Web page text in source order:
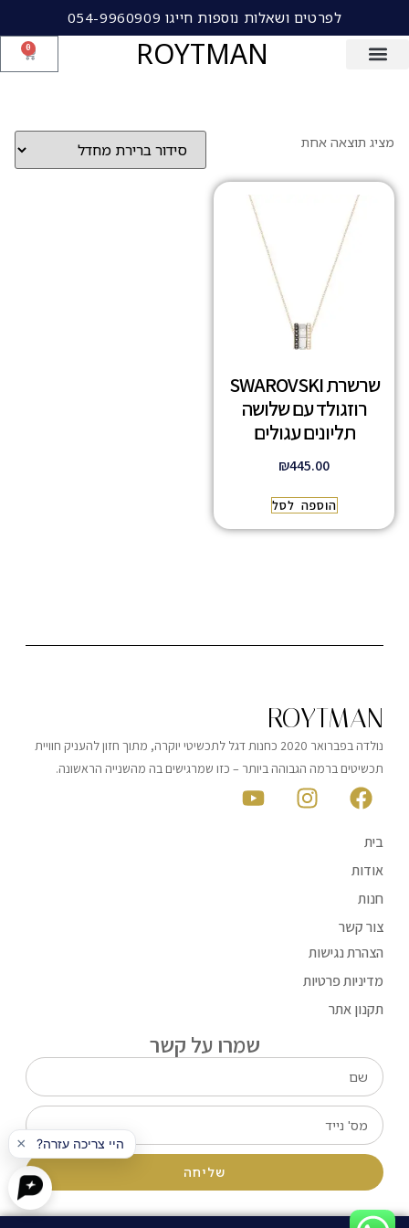
לפרטים ושאלות נוספות חייגו 054-9960909
ROYTMAN
0
מציג תוצאה אחת
שרשרת SWAROVSKI
רוזגולד עם שלושה
תליונים עגולים
₪445.00
הוספה לסל
ROYTMAN
נולדה בפברואר 2020 כחנות דגל לתכשיטי יוקרה, מתוך חזון להעניק חוויית
תכשיטים ברמה הגבוהה ביותר – כזו שמרגישים בה מהשנייה הראשונה.
בית
אודות
חנות
צור קשר
הצהרת נגישות
מדיניות פרטיות
תקנון אתר
שמרו על קשר
שליחה